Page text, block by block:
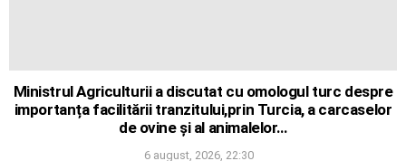
Ministrul Agriculturii a discutat cu omologul turc despre
importanța facilitării tranzitului,prin Turcia, a carcaselor
de ovine și al animalelor…
6 august, 2026, 22:30